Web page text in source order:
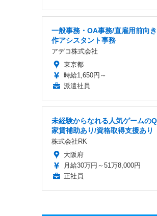
一般事務・OA事務/直雇用前向
作アシスタント事務
アデコ株式会社
東京都
時給1,650円～
派遣社員
未経験からなれる人気ゲームの
家賃補助あり/資格取得支援あり
株式会社RK
大阪府
月給30万円～51万8,000円
正社員